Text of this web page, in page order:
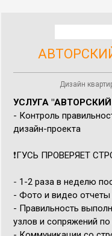
Дизайн
УСЛУГА
- Контроль
дизайн-проекта
❗️ГУСЬ ПРОВЕРЯЕТ
- 1-2 раза в неделю
- Фото и видео
- Правильность
узлов и сопряжений по